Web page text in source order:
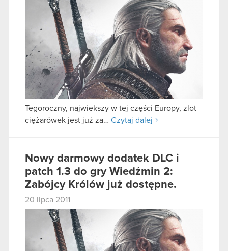
Tegoroczny, największy w tej części Europy, zlot
ciężarówek jest już za… Czytaj dalej
Nowy darmowy dodatek DLC i
patch 1.3 do gry Wiedźmin 2:
Zabójcy Królów już dostępne.
20 lipca 2011